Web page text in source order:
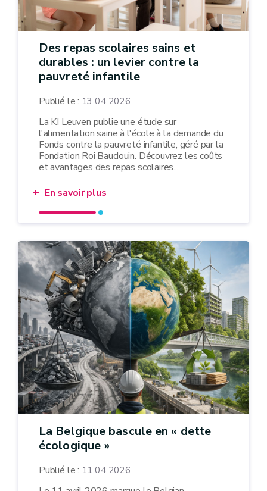
Des repas scolaires sains et
durables : un levier contre la
pauvreté infantile
Publié le : 13.04.2026
La KI Leuven publie une étude sur
l'alimentation saine à l'école à la demande du
Fonds contre la pauvreté infantile, géré par la
Fondation Roi Baudouin. Découvrez les coûts
et avantages des repas scolaires...
En savoir plus
La Belgique bascule en « dette
écologique »
Publié le : 11.04.2026